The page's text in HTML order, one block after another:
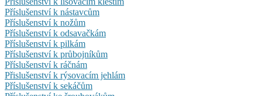
Příslušenství k nástavcům
Příslušenství k nožům
Příslušenství k odsavačkám
Příslušenství k pilkám
Příslušenství k průbojníkům
Příslušenství k ráčnám
Přislušenství k rýsovacím jehlám
Příslušenství k sekáčům